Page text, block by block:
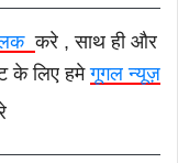
करे , साथ ही और
के लिए हमेगूगल न्यूज़